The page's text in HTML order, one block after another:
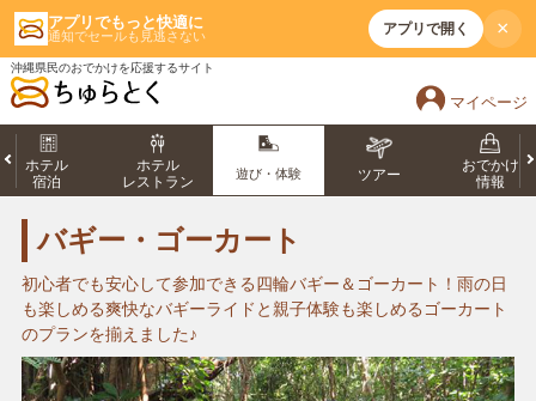
アプリでもっと快適に
通知でセールも見逃さない アプリで開く ×
沖縄県民のおでかけを応援するサイト
マイページ
ホテル
宿泊
ホテル
レストラン
遊び・体験 ツアー
おでかけ
情報
バギー・ゴーカート
初心者でも安心して参加できる四輪バギー＆ゴーカート！雨の日
も楽しめる爽快なバギーライドと親子体験も楽しめるゴーカート
のプランを揃えました♪